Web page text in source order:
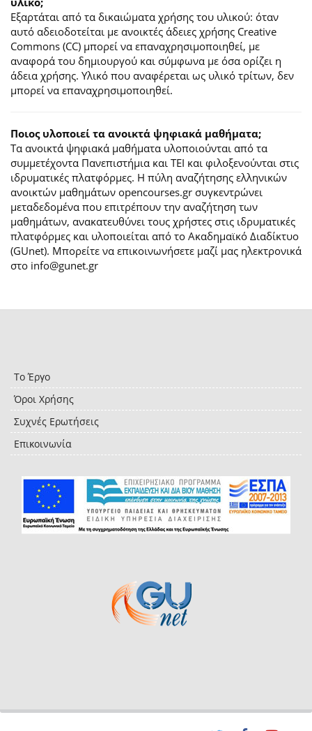
Εξαρτάται από τα δικαιώματα χρήσης του υλικού: όταν
αυτό αδειοδοτείται με ανοικτές άδειες χρήσης Creative
Commons (CC) μπορεί να επαναχρησιμοποιηθεί, με
αναφορά του δημιουργού και σύμφωνα με όσα ορίζει η
άδεια χρήσης. Υλικό που αναφέρεται ως υλικό τρίτων, δεν
μπορεί να επαναχρησιμοποιηθεί.
Ποιος υλοποιεί τα ανοικτά ψηφιακά μαθήματα;
Τα ανοικτά ψηφιακά μαθήματα υλοποιούνται από τα
συμμετέχοντα Πανεπιστήμια και ΤΕΙ και φιλοξενούνται στις
ιδρυματικές πλατφόρμες. H πύλη αναζήτησης ελληνικών
ανοικτών μαθημάτων opencourses.gr συγκεντρώνει
μεταδεδομένα που επιτρέπουν την αναζήτηση των
μαθημάτων, ανακατευθύνει τους χρήστες στις ιδρυματικές
πλατφόρμες και υλοποιείται από το Ακαδημαϊκό Διαδίκτυο
(GUnet). Μπορείτε να επικοινωνήσετε μαζί μας ηλεκτρονικά
στο info@gunet.gr
Το Έργο
Όροι Χρήσης
Συχνές Ερωτήσεις
Επικοινωνία